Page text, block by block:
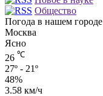
Общество
Погода в нашем городе
Москва
Ясно
26 ℃
27º - 21º
48%
3.58 км/ч